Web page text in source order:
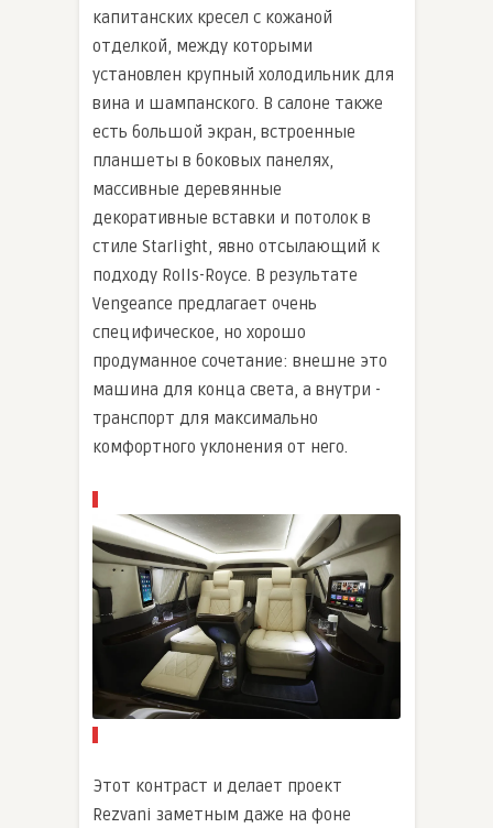
капитанских кресел с кожаной
отделкой, между которыми
установлен крупный холодильник для
вина и шампанского. В салоне также
есть большой экран, встроенные
планшеты в боковых панелях,
массивные деревянные
декоративные вставки и потолок в
стиле Starlight, явно отсылающий к
подходу Rolls-Royce. В результате
Vengeance предлагает очень
специфическое, но хорошо
продуманное сочетание: внешне это
машина для конца света, а внутри -
транспорт для максимально
комфортного уклонения от него.
Этот контраст и делает проект
Rezvani заметным даже на фоне